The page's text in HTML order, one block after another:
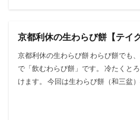
京都利休の生わらび餅【テイ
京都利休の生わらび餅 わらび餅でも
で「飲むわらび餅」です。 冷たくと
けます。 今回は生わらび餅（和三盆